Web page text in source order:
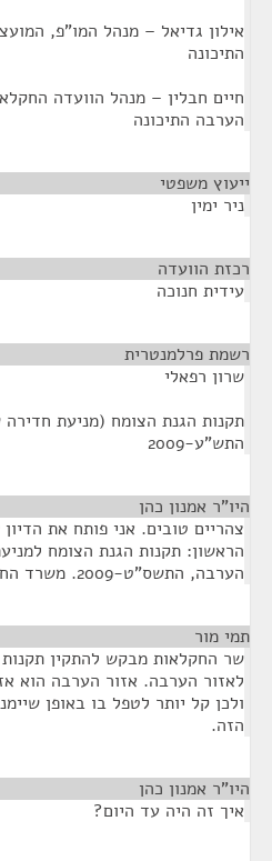
גדיאל – מנהל המו"פ, המועצה
חבלין – מנהל הוועדה החקלאית,
התיכונה
משפטי¶
ימין
הוועדה¶
חנוכה
פרלמנטרית¶
רפאלי
הגנת הצומח (מניעת חדירה של
2009
אמנון כהן
טובים. אני פותח את הדיון של
תקנות הגנת הצומח למניעת
התשס"ט-2009. משרד החקלאות, בבקשה.
מור ¶
החקלאות מבקש להתקין תקנות
הערבה. אזור הערבה הוא אזור
קל יותר לטפל בו באופן שיימנעו
אמנון כהן
זה היה עד היום?